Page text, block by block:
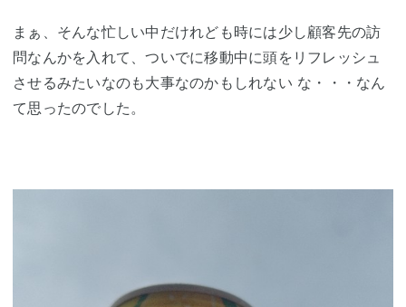
まぁ、そんな忙しい中だけれども時には少し顧客先の訪
問なんかを入れて、ついでに移動中に頭をリフレッシュ
させるみたいなのも大事なのかもしれない な・・・なん
て思ったのでした。